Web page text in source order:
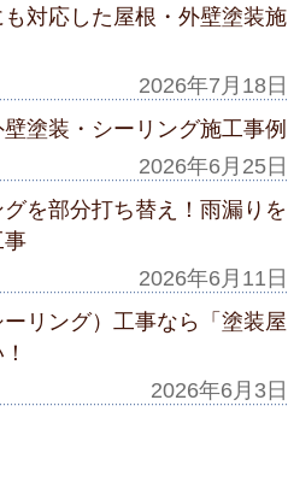
対応した屋根・外壁塗装施
2026年7月18日
塗装・シーリング施工事例
2026年6月25日
を部分打ち替え！雨漏りを
事
2026年6月11日
リング）工事なら「塗装屋
2026年6月3日